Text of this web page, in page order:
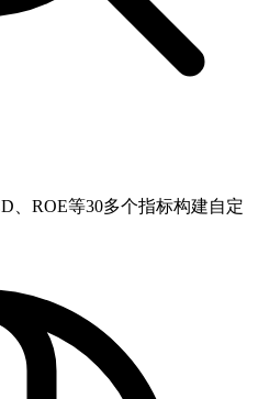
、ROE等30多个指标构建自定